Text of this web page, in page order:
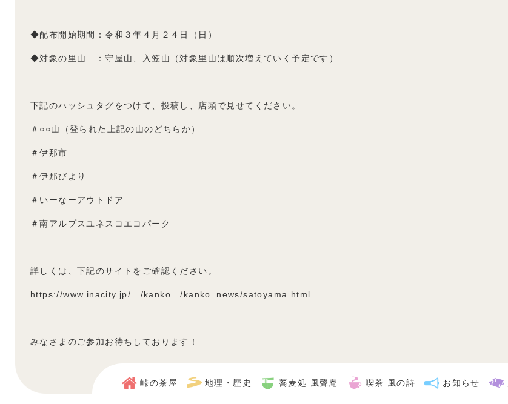
◆配布開始期間：令和３年４月２４日（日）
◆対象の里山 ：守屋山、入笠山（対象里山は順次増えていく予定です）
下記のハッシュタグをつけて、投稿し、店頭で見せてください。
＃○○山（登られた上記の山のどちらか）
＃伊那市
＃伊那びより
＃いーなーアウトドア
＃南アルプスユネスコエコパーク
詳しくは、下記のサイトをご確認ください。
https://www.inacity.jp/…/kanko…/kanko_news/satoyama.html
みなさまのご参加お待ちしております！
峠の茶屋 地理・歴史 蕎麦処 風聲庵 喫茶 風の詩 お知らせ